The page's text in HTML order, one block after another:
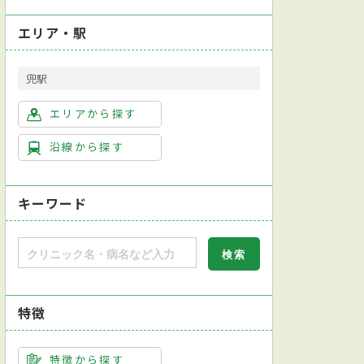
エリア・駅
兜駅
エリアから探す
沿線から探す
キーワード
特徴
特徴から探す